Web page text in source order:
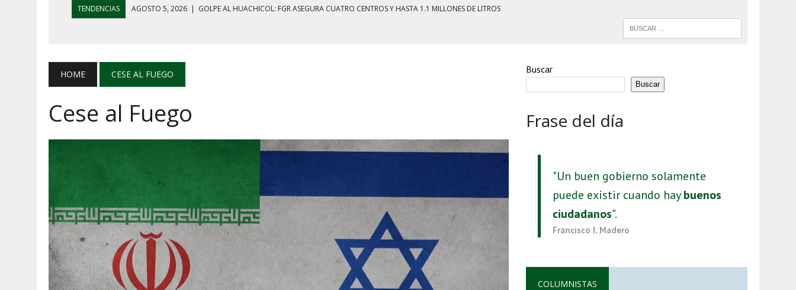
TENDENCIAS AGOSTO 4, 2026 | MAÑANERA DEL 4 DE AGOSTO: CINCO FRENTES BAJO EXAMEN
AGOSTO 5, 2026 | TRANSPARENCIA, HUACHICOL Y EXAMEN DE LA UNAM MARCAN LA JORNADA
AGOSTO 5, 2026 |
HOME CESE AL FUEGO
Cese al Fuego
Buscar
Buscar
Frase del día
"Un buen gobierno solamente
puede existir cuando haybuenos
ciudadanos".
Francisco I. Madero
COLUMNISTAS